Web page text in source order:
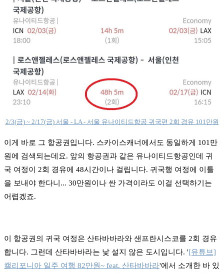
2/3(금) ~ 2/17(금) 서울 - LA - 서울 유나이티드항공 귀국편 2회 경유 101만원
이게 바로 그 항공권입니다. 스카이스캐너에서도 동일하게 101만
원에 검색되는데요. 앞의 항공권과 같은 유나이티드항공인데 귀
국 여정이 2회 경유에 48시간이나 걸립니다. 귀국행 여정에 이틀
을 보내야 한다니... 30만원이나 싼 가격이라도 이걸 선택하기는
어렵겠죠.
이 항공권의 귀국 여정은 산타바바라와 샌프란시스코를 2회 경유
합니다. 그런데 산타바바라는 낯 설지 않은 도시입니다. '[유튜브]
캘리포니아 일주 여행 82만원~ feat. 산타바바라'에서 소개한 바 있